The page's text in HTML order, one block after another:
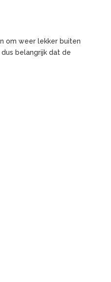
om weer lekker buiten
belangrijk dat de